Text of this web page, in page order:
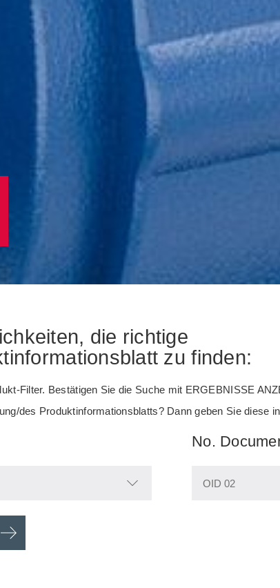
die richtige
zu finden:
Filter. Bestätigen Sie die Suche mit ERGEBNISSE
des Produktinformationsblatts? Dann geben Sie diese
No.